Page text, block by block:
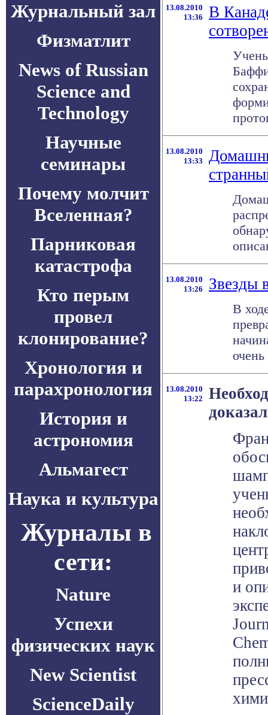
Журнальный зал
Физматлит
News of Russian
Science and
Technology
Научные
семинары
Почему молчит
Вселенная?
Парниковая
катастрофа
Кто перым
провел
клонирование?
Хронология и
парахронология
История и
астрономия
Альмагест
Наука и культура
Журналы в
сети:
Nature
Успехи
физических наук
New Scientist
ScienceDaily
13.08.2010
13:36
В
13.08.2010
13:33
13.08.2010
13:26
Звезды
В
13.08.2010
13:22
и